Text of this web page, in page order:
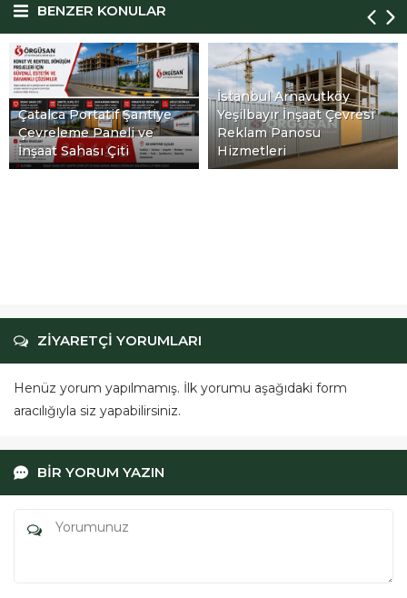
BENZER KONULAR
İstanbul Arnavutköy
Yeşilbayır İnşaat Çevresi
Reklam Panosu
Hizmetleri
ZİYARETÇİ YORUMLARI
Henüz yorum yapılmamış. İlk yorumu aşağıdaki form
aracılığıyla siz yapabilirsiniz.
BİR YORUM YAZIN